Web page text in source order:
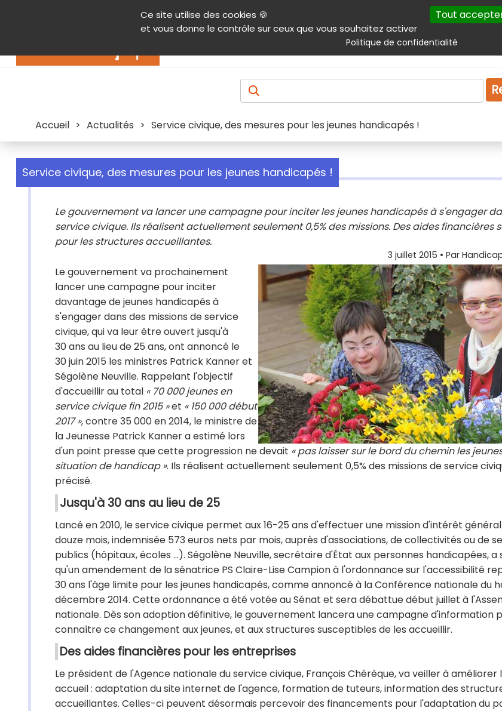
Ce site utilise des cookies 🍪
et vous donne le contrôle sur ceux que vous souhaitez activer
Tout
Politique de confidentialité
Contenu Aide et accessibilité Menu principal Autres services
Produits & services Emploi Droit
Accueil > Actualités > Service civique, des mesures pour les jeunes handicapés !
Service civique, des mesures pour les jeunes handicapés !
Le gouvernement va lancer une campagne pour inciter les jeunes handicapés à s'engager
service civique. Ils réalisent actuellement seulement 0,5% des missions. Des aides financières
pour les structures accueillantes.
3 juillet 2015 • Par
Le gouvernement va prochainement
lancer une campagne pour inciter
davantage de jeunes handicapés à
s'engager dans des missions de service
civique, qui va leur être ouvert jusqu'à
30 ans au lieu de 25 ans, ont annoncé le
30 juin 2015 les ministres Patrick Kanner et
Ségolène Neuville. Rappelant l'objectif
d'accueillir au total « 70 000 jeunes en
service civique fin 2015 »et « 150 000 début
2017 », contre 35 000 en 2014, le ministre de
la Jeunesse Patrick Kanner a estimé lors
d'un point presse que cette progression ne devait « pas laisser sur le bord du chemin les
situation de handicap ». Ils réalisent actuellement seulement 0,5% des missions de service
précisé.
Jusqu'à 30 ans au lieu de 25
Lancé en 2010, le service civique permet aux 16-25 ans d'effectuer une mission d'intérêt
douze mois, indemnisée 573 euros nets par mois, auprès d'associations, de collectivités ou de
publics (hôpitaux, écoles ...). Ségolène Neuville, secrétaire d'État aux personnes handicapées, a
qu'un amendement de la sénatrice PS Claire-Lise Campion à l'ordonnance sur l'accessibilité
30 ans l'âge limite pour les jeunes handicapés, comme annoncé à la Conférence nationale du
décembre 2014. Cette ordonnance a été votée au Sénat et sera débattue début juillet à
nationale. Dès son adoption définitive, le gouvernement lancera une campagne d'information
connaître ce changement aux jeunes, et aux structures susceptibles de les accueillir.
Des aides financières pour les entreprises
Le président de l'Agence nationale du service civique, François Chérèque, va veiller à améliorer
accueil : adaptation du site internet de l'agence, formation de tuteurs, information des
accueillantes. Celles-ci peuvent désormais percevoir des financements pour l'adaptation du